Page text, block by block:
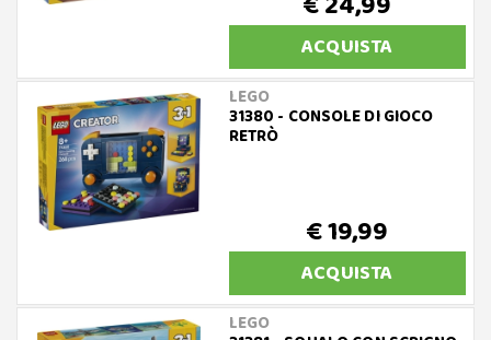
ACQUISTA
LEGO
31380 - CONSOLE DI GIOCO
RETRÒ
€ 19,99
ACQUISTA
LEGO